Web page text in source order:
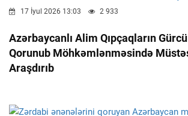
17 İyul 2026 13:03 2 933
Azərbaycanlı Alim Qıpçaqların
Qorunub Möhkəmlənməsində
Araşdırıb